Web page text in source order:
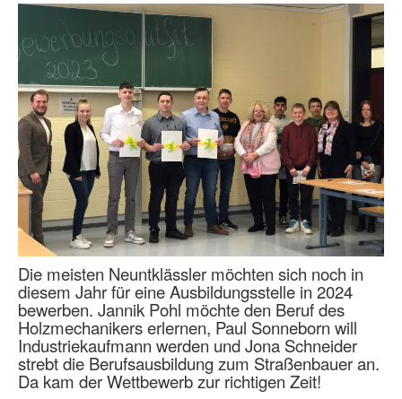
Die meisten Neuntklässler möchten sich noch in
diesem Jahr für eine Ausbildungsstelle in 2024
bewerben. Jannik Pohl möchte den Beruf des
Holzmechanikers erlernen, Paul Sonneborn will
Industriekaufmann werden und Jona Schneider
strebt die Berufsausbildung zum Straßenbauer an.
Da kam der Wettbewerb zur richtigen Zeit!